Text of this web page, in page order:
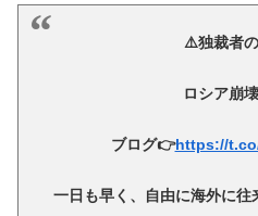
⚠️独裁者
ロシア崩
ブログ👉https://
一日も早く、自由に海外に往